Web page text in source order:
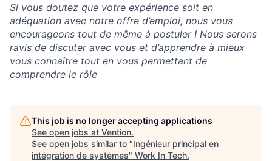
Si vous doutez que votre expérience soit en
adéquation avec notre offre d’emploi, nous vous
encourageons tout de même à postuler ! Nous serons
ravis de discuter avec vous et d’apprendre à mieux
vous connaître tout en vous permettant de
comprendre le rôle
This job is no longer accepting applications
See open jobs at Vention.
See open jobs similar to "Ingénieur principal en
intégration de systèmes" Work In Tech.